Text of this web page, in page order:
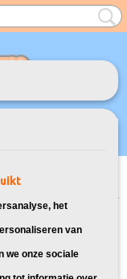
UW WINKELWAGEN
op Wit 2X
het
van
we onze sociale